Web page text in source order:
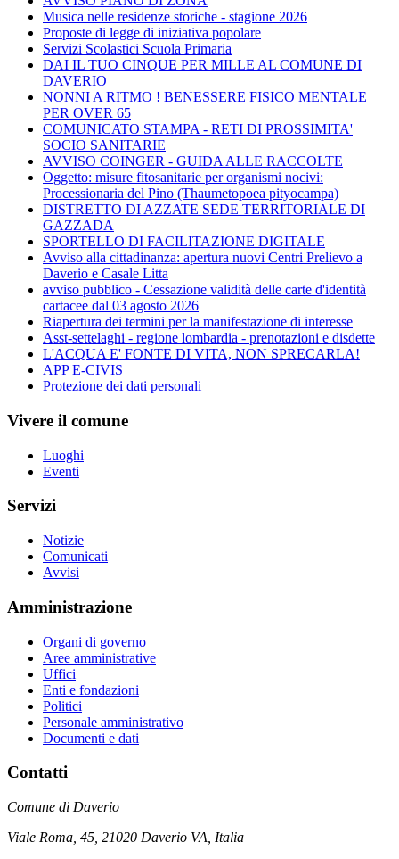
Musica nelle residenze storiche - stagione 2026
Proposte di legge di iniziativa popolare
Servizi Scolastici Scuola Primaria
DAI IL TUO CINQUE PER MILLE AL COMUNE DI
DAVERIO
NONNI A RITMO ! BENESSERE FISICO MENTALE
PER OVER 65
COMUNICATO STAMPA - RETI DI PROSSIMITA'
SOCIO SANITARIE
AVVISO COINGER - GUIDA ALLE RACCOLTE
Oggetto: misure fitosanitarie per organismi nocivi:
Processionaria del Pino (Thaumetopoea pityocampa)
DISTRETTO DI AZZATE SEDE TERRITORIALE DI
GAZZADA
SPORTELLO DI FACILITAZIONE DIGITALE
Avviso alla cittadinanza: apertura nuovi Centri Prelievo a
Daverio e Casale Litta
avviso pubblico - Cessazione validità delle carte d'identità
cartacee dal 03 agosto 2026
Riapertura dei termini per la manifestazione di interesse
Asst-settelaghi - regione lombardia - prenotazioni e disdette
L'ACQUA E' FONTE DI VITA, NON SPRECARLA!
APP E-CIVIS
Protezione dei dati personali
Vivere il comune
Luoghi
Eventi
Servizi
Notizie
Comunicati
Avvisi
Amministrazione
Organi di governo
Aree amministrative
Uffici
Enti e fondazioni
Politici
Personale amministrativo
Documenti e dati
Contatti
Comune di Daverio
Viale Roma, 45, 21020 Daverio VA, Italia